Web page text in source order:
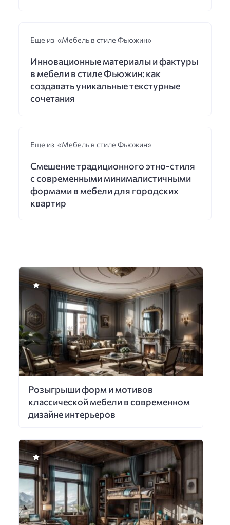
Еще из «Мебель в стиле Фьюжин»
Инновационные материалы и фактуры
в мебели в стиле Фьюжин: как
создавать уникальные текстурные
сочетания
Еще из «Мебель в стиле Фьюжин»
Смешение традиционного этно-стиля
с современными минималистичными
формами в мебели для городских
квартир
Розыгрыши форм и мотивов
классической мебели в современном
дизайне интерьеров